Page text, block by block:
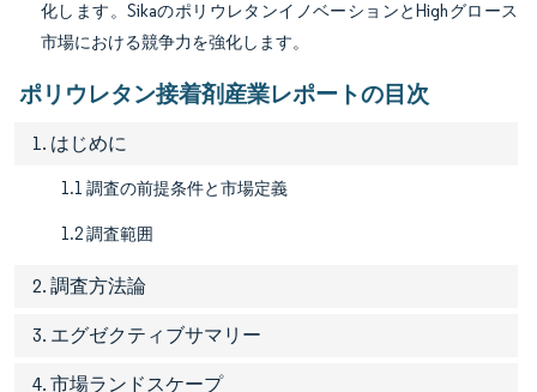
化します。SikaのポリウレタンイノベーションとHighグロース
市場における競争力を強化します。
ポリウレタン接着剤産業レポートの目次
1. はじめに
1.1 調査の前提条件と市場定義
1.2 調査範囲
2. 調査方法論
3. エグゼクティブサマリー
4. 市場ランドスケープ